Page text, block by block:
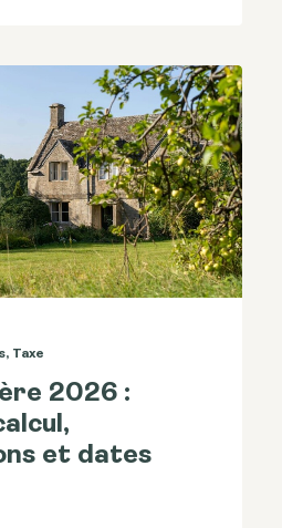
, Taxe
2026 :
et dates